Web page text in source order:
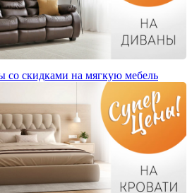
со скидками на мягкую мебель